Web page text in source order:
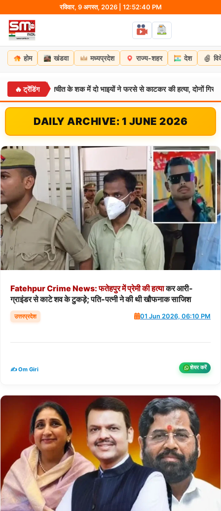
content
रविवार, 9 अगस्त, 2026 | 12:52:42 PM
होम खंडवा मध्यप्रदेश राज्य-शहर देश
🔥 ट्रेंडिंग
बातचीत के शक में दो भाइयों ने फरसे से काटकर की हत्या, दोनों गिरफ्तार
DAILY ARCHIVE: 1 JUNE 2026
FatehpurCrime News: फतेहपुरमेंप्रेमीकीहत्याकर आरी-
ग्राइंडर से काटे शव के टुकड़े; पति-पत्नी ने की थी खौफनाक साजिश
उत्तरप्रदेश 01 Jun 2026, 06:10 PM
✍️ Om Giri शेयर करें